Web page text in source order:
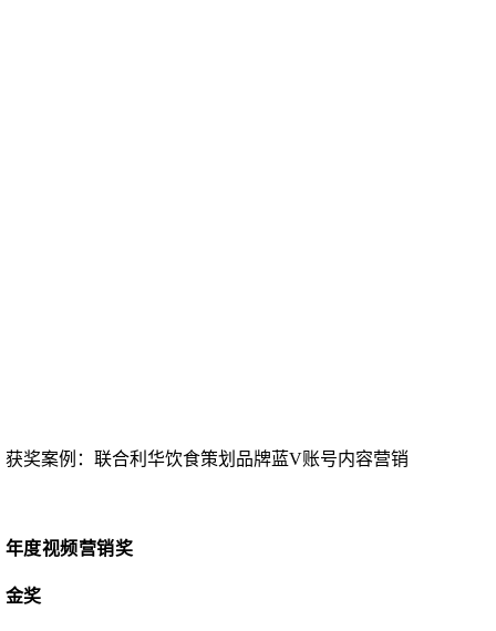
获奖案例： 联合利华饮食策划品牌蓝V账号内容营销
年度视频营销奖
金奖